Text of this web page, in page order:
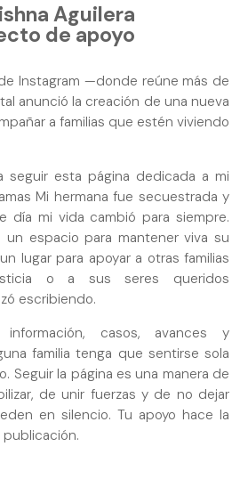
Aguilera
de apoyo
Instagram —donde reúne más de
anunció la creación de una nueva
a familias que estén viviendo
seguir esta página dedicada a mi
Mi hermana fue secuestrada y
día mi vida cambió para siempre.
un espacio para mantener viva su
lugar para apoyar a otras familias
o a sus seres queridos
escribiendo.
información, casos, avances y
familia tenga que sentirse sola
Seguir la página es una manera de
de unir fuerzas y de no dejar
en silencio. Tu apoyo hace la
publicación.